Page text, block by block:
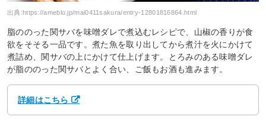
出典: https://ameblo.jp/mai0411sakura/entry-12801816864.html
脂ののった関サバを味噌ダレで煮込むレシピで、山椒の香りが食
欲をそそる一品です。煮た魚を取り出してから煮汁を火にかけて
煮詰め、関サバの上にかけて仕上げます。とろみのある味噌ダレ
が脂ののった関サバとよく合い、ご飯もお酒も進みます。
詳細はこちら